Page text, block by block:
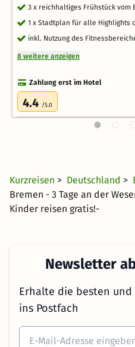
3 x reichhaltiges Frühstück vom
1 x Stadtplan für alle Highlights
inkl. Nutzung des
8 weitere anzeigen
Zahlung erst im Hotel
4.4 /5.0
Kurzreisen > Deutschland >
Bremen - 3 Tage an der
Kinder reisen gratis!-
Newsletter
Erhalte die besten
ins Postfach